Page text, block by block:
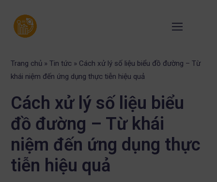
Trang chủ »Tin tức » Cách xử lý số liệu biểu đồ đường – Từ
khái niệm đến ứng dụng thực tiễn hiệu quả
Cách xử lý số liệu biểu
đồ đường – Từ khái
niệm đến ứng dụng thực
tiễn hiệu quả